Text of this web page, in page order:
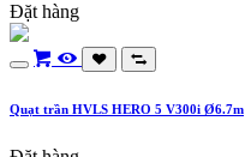
Đặt hàng
Quạt trần HVLS HERO 5 V300i Ø6.7m